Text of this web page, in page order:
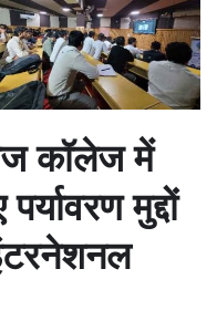
कॉलेज में
मुद्दों